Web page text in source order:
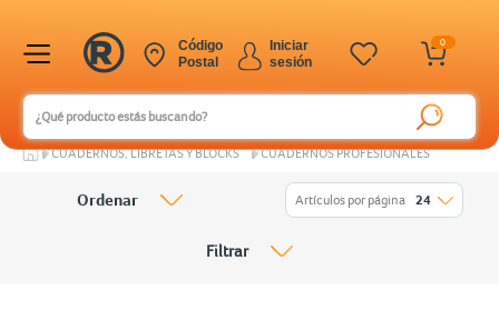
0
Iniciar
sesión
Código
Postal
CUADERNOS, LIBRETAS Y BLOCKS CUADERNOS PROFESIONALES
Ordenar Artículos por página 24
Filtrar